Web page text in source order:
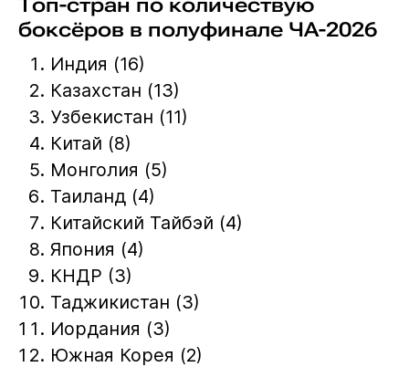
боксёров в полуфинале ЧА-2026
Индия (16)
Казахстан (13)
Узбекистан (11)
Китай (8)
Монголия (5)
Таиланд (4)
Китайский Тайбэй (4)
Япония (4)
КНДР (3)
Таджикистан (3)
Иордания (3)
Южная Корея (2)